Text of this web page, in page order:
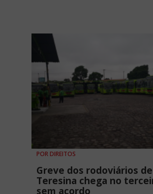
POR DIREITOS
Greve dos rodoviários de
Teresina chega no
sem acordo